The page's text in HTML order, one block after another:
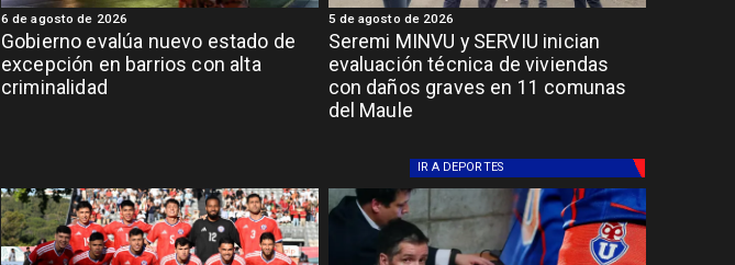
Gobierno evalúa nuevo estado de
excepción en barrios con alta
criminalidad
6 de agosto de 2026
Seremi MINVU y SERVIU inician
evaluación técnica de viviendas
con daños graves en 11 comunas
del Maule
5 de agosto de 2026
IR A DEPORTES